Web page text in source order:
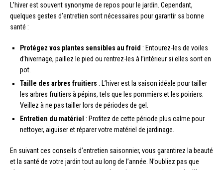
L’hiver est souvent synonyme de repos pour le jardin. Cependant,
quelques gestes d’entretien sont nécessaires pour garantir sa bonne
santé :
Protégez vos plantes sensibles au froid : Entourez-les de voiles
d’hivernage, paillez le pied ou rentrez-les à l’intérieur si elles sont en
pot.
Taille des arbres fruitiers : L’hiver est la saison idéale pour tailler
les arbres fruitiers à pépins, tels que les pommiers et les poiriers.
Veillez à ne pas tailler lors de périodes de gel.
Entretien du matériel : Profitez de cette période plus calme pour
nettoyer, aiguiser et réparer votre matériel de jardinage.
En suivant ces conseils d’entretien saisonnier, vous garantirez la beauté
et la santé de votre jardin tout au long de l’année. N’oubliez pas que